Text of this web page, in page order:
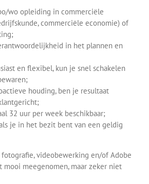
wo opleiding in commerciële
commerciële economie) of
in het plannen en
en flexibel, kun je snel schakelen
houding, ben je resultaat
32 uur per week beschikbaar;
je in het bezit bent van een geldig
videobewerking en/of Adobe
mooi meegenomen, maar zeker niet